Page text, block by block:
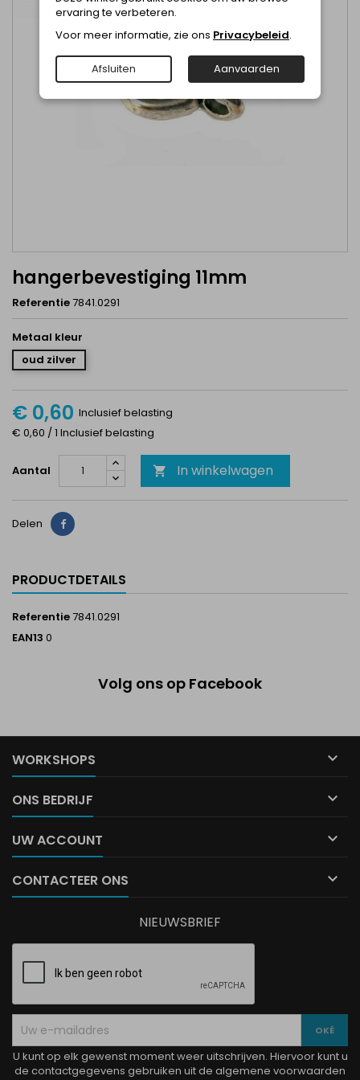
hangerbevestiging 11mm
Referentie7841.0291
Metaal kleur
oud zilver
€ 0,60 Inclusief belasting
€ 0,60 / 1 Inclusief belasting
Aantal  In winkelwagen
Delen Delen
PRODUCTDETAILS
Referentie7841.0291
EAN13 0
Volg ons op Facebook
WORKSHOPS 
ONS BEDRIJF 
UW ACCOUNT 
CONTACTEER ONS 
ervaring te verbeteren.
Voor meer informatie, zie ons Privacybeleid.
Afsluiten Aanvaarden
NIEUWSBRIEF
U kunt op elk gewenst moment weer uitschrijven. Hiervoor kunt u
de contactgegevens gebruiken uit de algemene voorwaarden